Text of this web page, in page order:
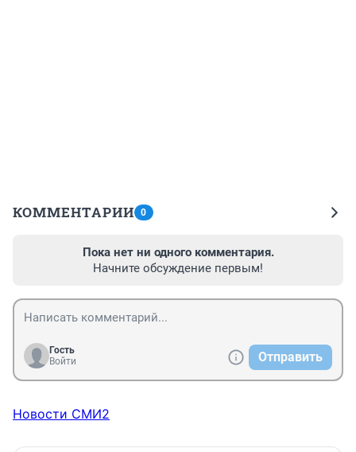
КОММЕНТАРИИ 0
Пока нет ни одного комментария.
Начните обсуждение первым!
Гость
Войти
Отправить
Новости СМИ2